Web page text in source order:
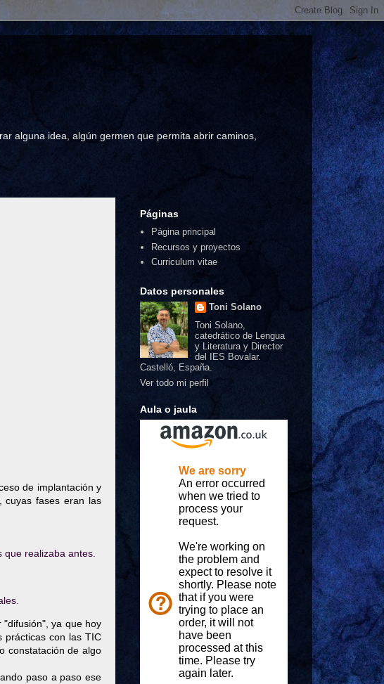
alguna idea, algún germen que permita abrir caminos,
de implantación y
cuyas fases eran las
realizaba antes.
ya que hoy
prácticas con las TIC
constatación de algo
paso a paso ese
Páginas
Página principal
Recursos y proyectos
Curriculum vitae
Datos personales
Toni Solano
Toni Solano,
catedrático de Lengua
y Literatura y Director
del IES Bovalar.
Castelló, España.
Ver todo mi perfil
Aula o jaula